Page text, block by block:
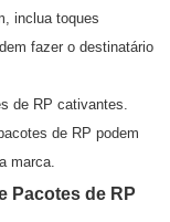
inclua toques
fazer o destinatário
de RP cativantes.
de RP podem
marca.
Pacotes de RP